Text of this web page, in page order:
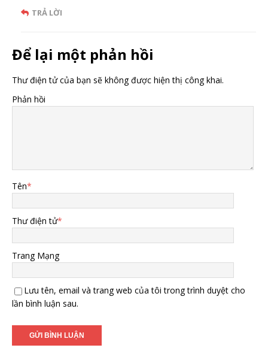
TRẢ LỜI
Để lại một phản hồi
Thư điện tử của bạn sẽ không được hiện thị công khai.
Phản hồi
Tên*
Thư điện tử*
Trang Mạng
Lưu tên, email và trang web của tôi trong trình duyệt cho
lần bình luận sau.